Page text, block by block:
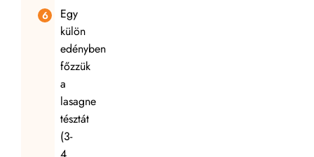
Egy
külön
edényben
főzzük
a
lasagne
tésztát
(3-